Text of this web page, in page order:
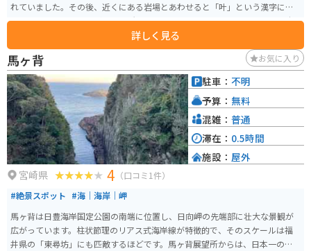
れていました。その後、近くにある岩場とあわせると「叶」という漢字に見
えることから、「願いが叶う場所」といわれるように。ポルトガル語で「十
字」を意味する「クルス」という言葉を組み合わせて「願いが叶うクルスの
海」と呼ばれるようになりました。
詳しく見る
馬ヶ背 お気に入り
宮崎県 4 （口コミ1件）
#絶景スポット #海｜海岸｜岬
馬ヶ背は日豊海岸国定公園の南端に位置し、日向岬の先端部に壮大な景観が
広がっています。柱状節理のリアス式海岸線が特徴的で、そのスケールは福
井県の「東尋坊」にも匹敵するほどです。馬ヶ背展望所からは、日本一の高
駐車： 不明
予算： 無料
混雑： 普通
滞在： 0.5時間
施設： 屋外